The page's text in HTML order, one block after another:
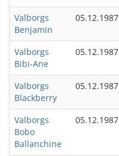
Valborgs
Benjamin
05.12.1987
Valborgs
Bibi-Ane
05.12.1987
Valborgs
Blackberry
05.12.1987
Valborgs
Bobo
Ballanchine
05.12.1987